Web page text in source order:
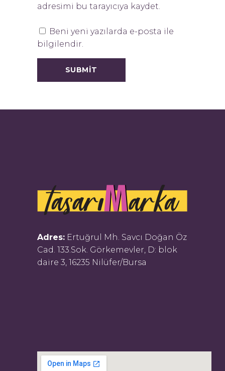
adresimi bu tarayıcıya kaydet.
Beni yeni yazılarda e-posta ile
bilgilendir.
Adres: Ertuğrul Mh. Savcı Doğan Öz
Cad. 133.Sok. Görkemevler, D: blok
daire 3, 16235 Nilüfer/Bursa